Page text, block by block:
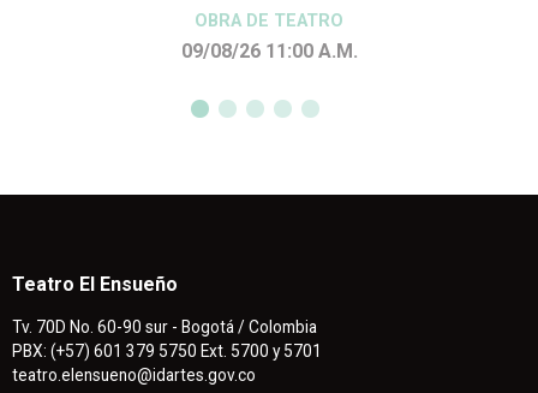
OBRA DE TEATRO
09/08/26 11:00 A.M.
Teatro El Ensueño
Tv. 70D No. 60-90 sur - Bogotá / Colombia
PBX: (+57) 601 379 5750 Ext. 5700 y 5701
teatro.elensueno@idartes.gov.co